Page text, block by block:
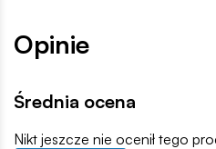
Opinie
Średnia ocena
Nikt jeszcze nie ocenił tego